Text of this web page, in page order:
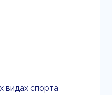
видах спорта